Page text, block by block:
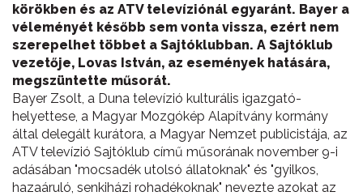
körökben és az ATV televíziónál egyaránt. Bayer a
véleményét később sem vonta vissza, ezért nem
szerepelhet többet a Sajtóklubban. A Sajtóklub
vezetője, Lovas István, az események hatására,
megszüntette műsorát.
Bayer Zsolt, a Duna televízió kulturális igazgató-
helyettese, a Magyar Mozgókép Alapítvány kormány
által delegált kurátora, a Magyar Nemzet publicistája, az
ATV televízió Sajtóklub című műsorának november 9-i
adásában "mocsadék utolsó állatoknak" és "gyilkos,
hazaáruló, senkiházi rohadékoknak" nevezte azokat az